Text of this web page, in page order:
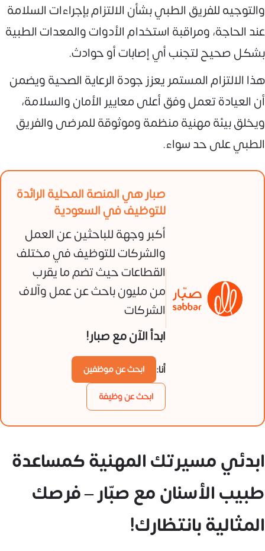
والتوجيه للفريق الطبي بشأن الالتزام بإجراءات السلامة
عند الحاجة، ومراقبة استخدام الأدوات والمعدات الطبية
بشكل صحيح لتجنب أي إصابات أو حوادث.
هذا الالتزام المستمر يعزز جودة الرعاية الصحية ويضمن
أن العيادة تعمل وفق أعلى معايير الأمان والسلامة،
ويخلق بيئة مهنية منظمة وموثوقة للمرضى والفريق
الطبي على حد سواء.
صبار هي المنصة المحلية الرائدة
للتوظيف في السعودية
أكبر وجهة للباحثين عن العمل
والشركات للتوظيف في مختلف
القطاعات حيث تضم ما يقرب
من مليون باحث عن عمل وآلاف
الشركات
ابدأ الآن مع صبار!
أنا:
ابحث عن موظفين
ابحث عن وظيفة
ابدئي مسيرتك المهنية كمساعدة
طبيب الأسنان مع صبّار – فرصك
المثالية بانتظارك!